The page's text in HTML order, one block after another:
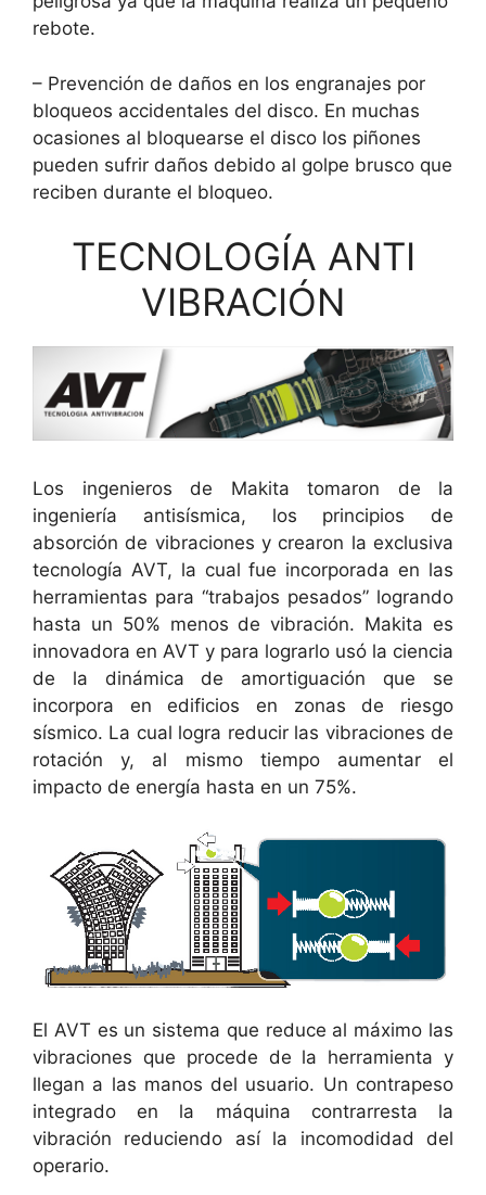
rebote.
– Prevención de daños en los engranajes por
bloqueos accidentales del disco. En muchas
ocasiones al bloquearse el disco los piñones
pueden sufrir daños debido al golpe brusco que
reciben durante el bloqueo.
TECNOLOGÍA ANTI
VIBRACIÓN
Los ingenieros de Makita tomaron de la
ingeniería antisísmica, los principios de
absorción de vibraciones y crearon la exclusiva
tecnología AVT, la cual fue incorporada en las
herramientas para “trabajos pesados” logrando
hasta un 50% menos de vibración. Makita es
innovadora en AVT y para lograrlo usó la ciencia
de la dinámica de amortiguación que se
incorpora en edificios en zonas de riesgo
sísmico. La cual logra reducir las vibraciones de
rotación y, al mismo tiempo aumentar el
impacto de energía hasta en un 75%.
El AVT es un sistema que reduce al máximo las
vibraciones que procede de la herramienta y
llegan a las manos del usuario. Un contrapeso
integrado en la máquina contrarresta la
vibración reduciendo así la incomodidad del
operario.